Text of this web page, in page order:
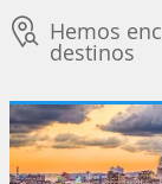
Hemos
destinos